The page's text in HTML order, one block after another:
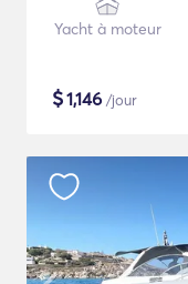
Yacht à moteur
$1,146 /jour